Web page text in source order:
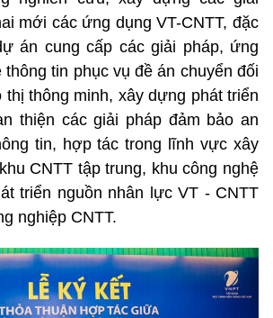
mới các ứng dụng VT-CNTT, đặc
án cung cấp các giải pháp, ứng
thông tin phục vụ đề án chuyển đối
thông minh, xây dựng phát triển
thiện các giải pháp đảm bảo an
tin, hợp tác trong lĩnh vực xây
CNTT tập trung, khu công nghệ
triển nguồn nhân lực VT - CNTT
nghiệp CNTT.